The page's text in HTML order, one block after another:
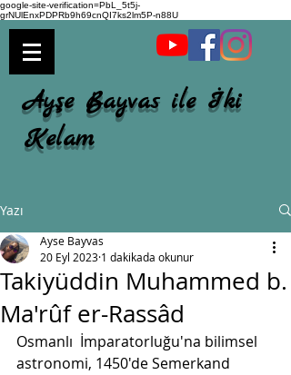
google-site-verification=PbL_5t5j-
grNUlEnxPDPRb9h69cnQI7ks2lm5P-n88U
Ayşe Bayvas ile İki
Kelam
Yazı
Takiyüddin Muhammed b.
Ma'rûf er-Rassâd
Ayse Bayvas
20 Eyl 2023 1 dakikada okunur
Osmanlı  İmparatorluğu'na bilimsel
astronomi, 1450'de Semerkand